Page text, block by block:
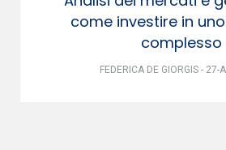
come investire in
complesso
FEDERICA DE GIORGIS - 27-